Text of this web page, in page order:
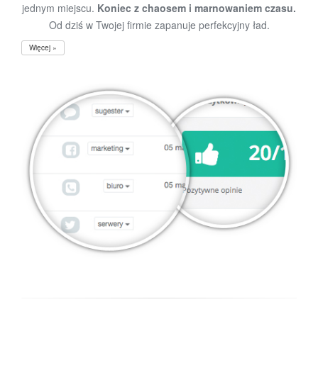
jednym miejscu. Koniec z chaosem i marnowaniem czasu.
Od dziś w Twojej firmie zapanuje perfekcyjny ład.
Więcej »